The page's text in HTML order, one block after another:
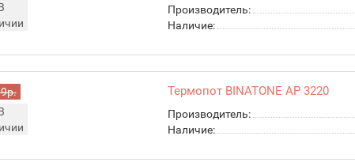
Производитель:
Наличие:
Термопот BINATONE AP 3220
Производитель:
Наличие: